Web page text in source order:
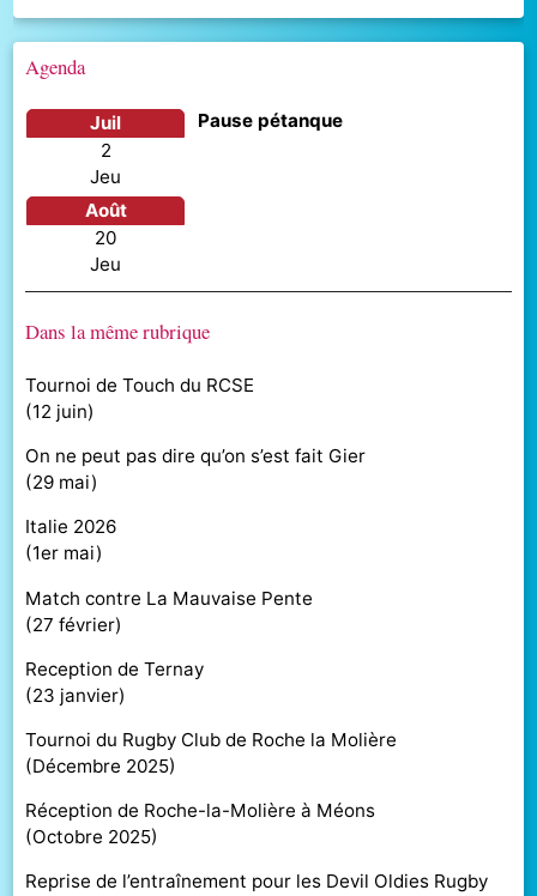
Agenda
juil
2
jeu
août
20
jeu
Pause pétanque
Dans la même rubrique
Tournoi de Touch du RCSE
(12 juin)
On ne peut pas dire qu’on s’est fait Gier
(29 mai)
Italie 2026
(1er mai)
Match contre La Mauvaise Pente
(27 février)
Reception de Ternay
(23 janvier)
Tournoi du Rugby Club de Roche la Molière
(Décembre 2025)
Réception de Roche-la-Molière à Méons
(Octobre 2025)
Reprise de l’entraînement pour les Devil Oldies Rugby